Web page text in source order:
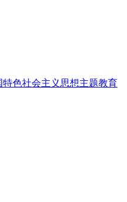
色社会主义思想主题教育